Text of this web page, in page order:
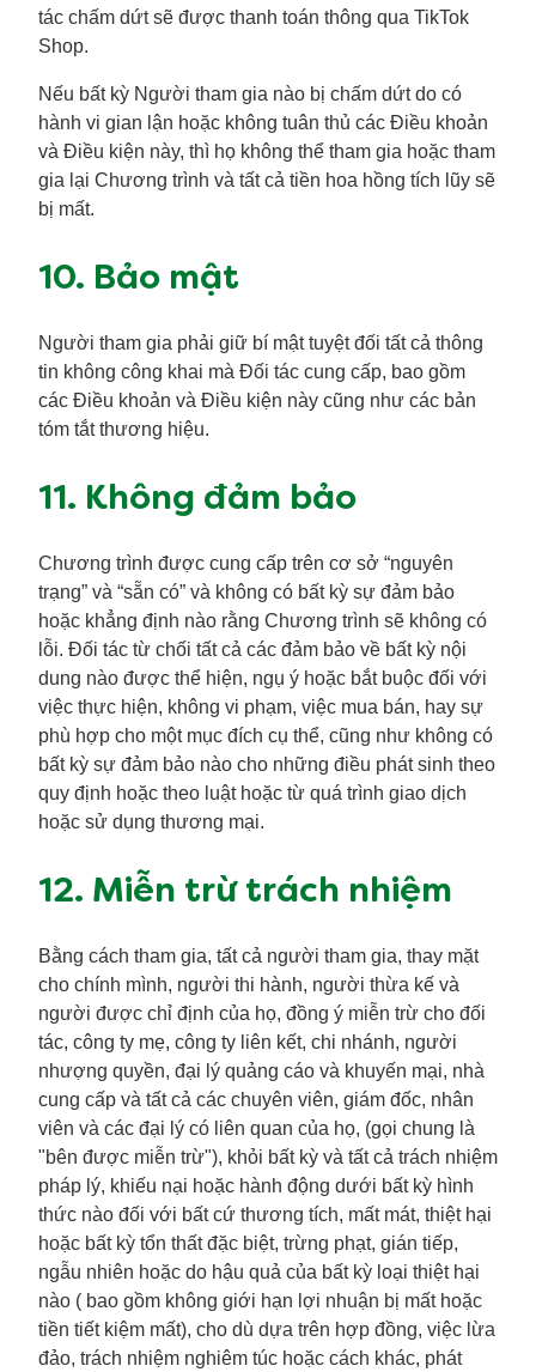
tác chấm dứt sẽ được thanh toán thông qua TikTok
Shop.
Nếu bất kỳ Người tham gia nào bị chấm dứt do có
hành vi gian lận hoặc không tuân thủ các Điều khoản
và Điều kiện này, thì họ không thể tham gia hoặc tham
gia lại Chương trình và tất cả tiền hoa hồng tích lũy sẽ
bị mất.
10. Bảo mật
Người tham gia phải giữ bí mật tuyệt đối tất cả thông
tin không công khai mà Đối tác cung cấp, bao gồm
các Điều khoản và Điều kiện này cũng như các bản
tóm tắt thương hiệu.
11. Không đảm bảo
Chương trình được cung cấp trên cơ sở “nguyên
trạng” và “sẵn có” và không có bất kỳ sự đảm bảo
hoặc khẳng định nào rằng Chương trình sẽ không có
lỗi. Đối tác từ chối tất cả các đảm bảo về bất kỳ nội
dung nào được thể hiện, ngụ ý hoặc bắt buộc đối với
việc thực hiện, không vi phạm, việc mua bán, hay sự
phù hợp cho một mục đích cụ thể, cũng như không có
bất kỳ sự đảm bảo nào cho những điều phát sinh theo
quy định hoặc theo luật hoặc từ quá trình giao dịch
hoặc sử dụng thương mại.
12. Miễn trừ trách nhiệm
Bằng cách tham gia, tất cả người tham gia, thay mặt
cho chính mình, người thi hành, người thừa kế và
người được chỉ định của họ, đồng ý miễn trừ cho đối
tác, công ty mẹ, công ty liên kết, chi nhánh, người
nhượng quyền, đại lý quảng cáo và khuyến mại, nhà
cung cấp và tất cả các chuyên viên, giám đốc, nhân
viên và các đại lý có liên quan của họ, (gọi chung là
"bên được miễn trừ"), khỏi bất kỳ và tất cả trách nhiệm
pháp lý, khiếu nại hoặc hành động dưới bất kỳ hình
thức nào đối với bất cứ thương tích, mất mát, thiệt hại
hoặc bất kỳ tổn thất đặc biệt, trừng phạt, gián tiếp,
ngẫu nhiên hoặc do hậu quả của bất kỳ loại thiệt hại
nào ( bao gồm không giới hạn lợi nhuận bị mất hoặc
tiền tiết kiệm mất), cho dù dựa trên hợp đồng, việc lừa
đảo, trách nhiệm nghiêm túc hoặc cách khác, phát